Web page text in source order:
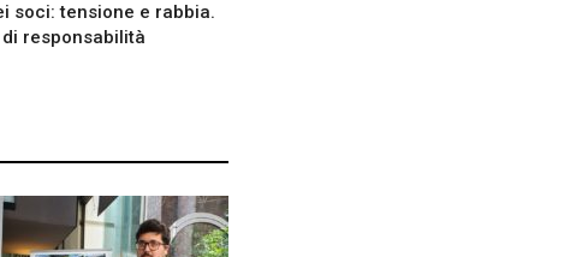
soci: tensione e rabbia.
di responsabilità